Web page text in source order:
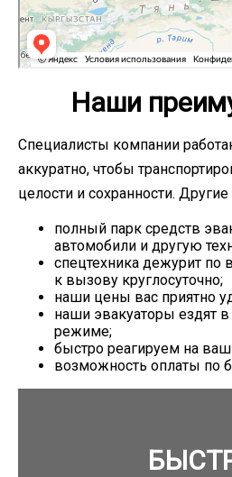
Наши
Специалисты компании
аккуратно, чтобы
целости и сохранности.
полный парк средств
автомобили и другую
спецтехника дежурит по
к вызову круглосуточно;
наши цены вас приятно
наши эвакуаторы ездят в
режиме;
быстро реагируем на
возможность оплаты по